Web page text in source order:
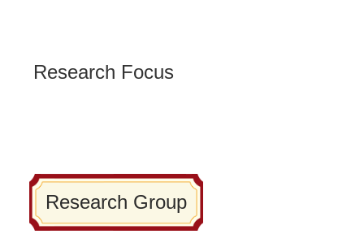
Research Focus
Research Group